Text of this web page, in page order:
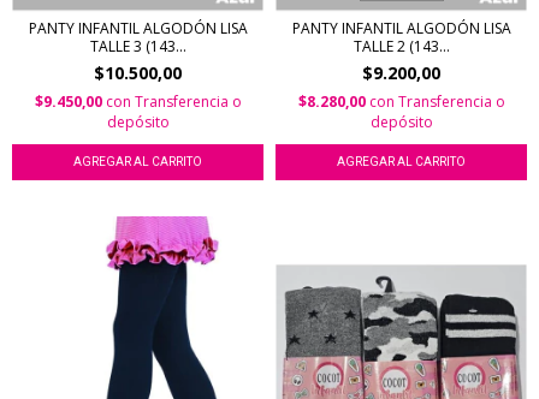
PANTY INFANTIL ALGODÓN LISA
TALLE 3 (143...
$10.500,00
$9.450,00 con Transferencia o
depósito
AGREGAR AL CARRITO
PANTY INFANTIL ALGODÓN LISA
TALLE 2 (143...
$9.200,00
$8.280,00 con Transferencia o
depósito
AGREGAR AL CARRITO